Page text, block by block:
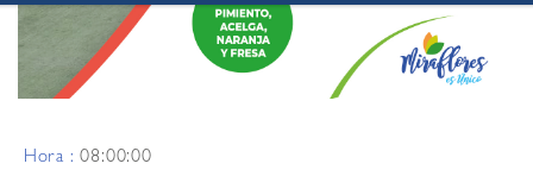
Hora :08:00:00